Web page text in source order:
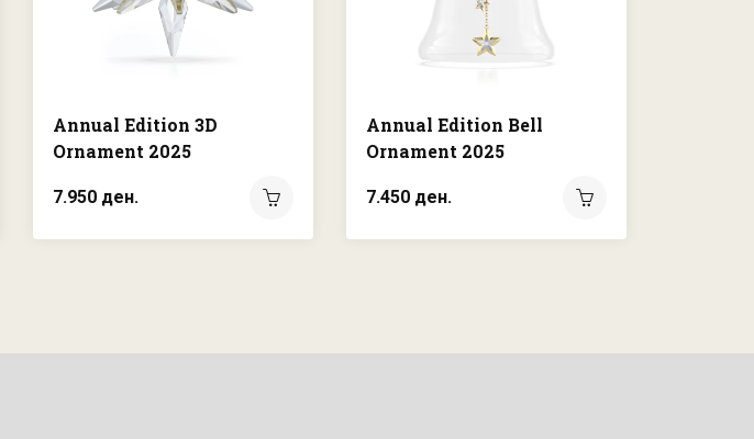
Annual Edition 3D
Ornament 2025
7.950 ден.
Annual Edition Bell
Ornament 2025
7.450 ден.